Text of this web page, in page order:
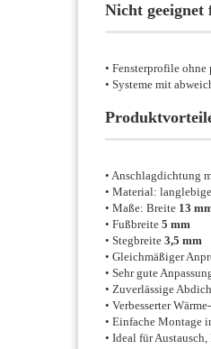
Nicht geeignet
• Fensterprofile ohne
• Systeme mit
• Anschlagdichtung
• Material:
• Maße: Breite 13
• Fußbreite 5 mm
• Stegbreite 3,5 mm
• Gleichmäßiger
• Sehr gute
• Zuverlässige
• Verbesserter
• Einfache Montage
• Ideal für